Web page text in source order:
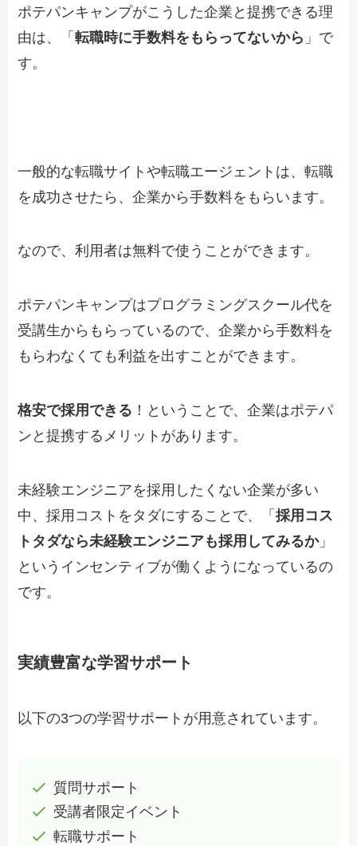
ポテパンキャンプがこうした企業と提携できる理
由は、「転職時に手数料をもらってないから 」で
す。
一般的な転職サイトや転職エージェントは、転職
を成功させたら、企業から手数料をもらいます。
なので、利用者は無料で使うことができます。
ポテパンキャンプはプログラミングスクール代を
受講生からもらっているので、企業から手数料を
もらわなくても利益を出すことができます。
格安で採用できる ！ということで、企業はポテパ
ンと提携するメリットがあります。
未経験エンジニアを採用したくない企業が多い
中、採用コストをタダにすることで、「採用コス
トタダなら未経験エンジニアも採用してみるか」
というインセンティブが働くようになっているの
です。
実績豊富な学習サポート
以下の3つの学習サポートが用意されています。
質問サポート
受講者限定イベント
転職サポート